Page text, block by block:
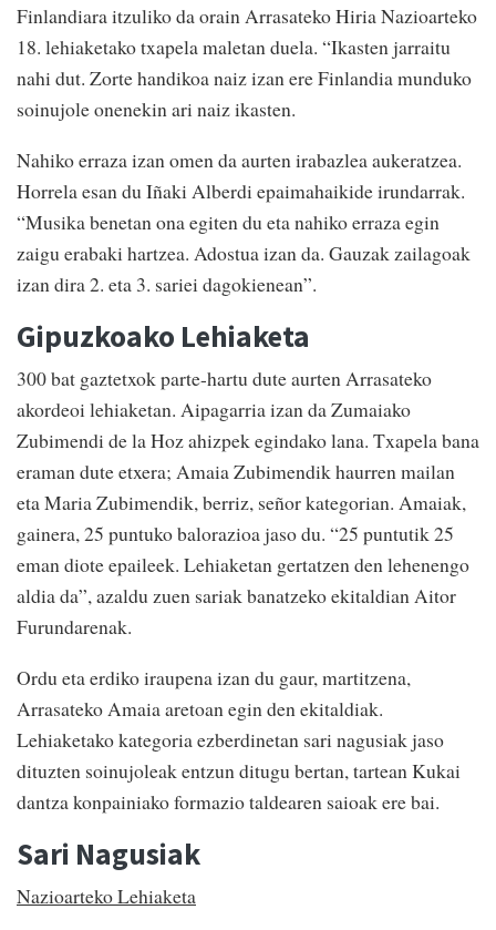
Finlandiara itzuliko da orain Arrasateko Hiria Nazioarteko
18. lehiaketako txapela maletan duela. “Ikasten jarraitu
nahi dut. Zorte handikoa naiz izan ere Finlandia munduko
soinujole onenekin ari naiz ikasten.
Nahiko erraza izan omen da aurten irabazlea aukeratzea.
Horrela esan du Iñaki Alberdi epaimahaikide irundarrak.
“Musika benetan ona egiten du eta nahiko erraza egin
zaigu erabaki hartzea. Adostua izan da. Gauzak zailagoak
izan dira 2. eta 3. sariei dagokienean”.
Gipuzkoako Lehiaketa
300 bat gaztetxok parte-hartu dute aurten Arrasateko
akordeoi lehiaketan. Aipagarria izan da Zumaiako
Zubimendi de la Hoz ahizpek egindako lana. Txapela bana
eraman dute etxera; Amaia Zubimendik haurren mailan
eta Maria Zubimendik, berriz, señor kategorian. Amaiak,
gainera, 25 puntuko balorazioa jaso du. “25 puntutik 25
eman diote epaileek. Lehiaketan gertatzen den lehenengo
aldia da”, azaldu zuen sariak banatzeko ekitaldian Aitor
Furundarenak.
Ordu eta erdiko iraupena izan du gaur, martitzena,
Arrasateko Amaia aretoan egin den ekitaldiak.
Lehiaketako kategoria ezberdinetan sari nagusiak jaso
dituzten soinujoleak entzun ditugu bertan, tartean Kukai
dantza konpainiako formazio taldearen saioak ere bai.
Sari Nagusiak
Nazioarteko Lehiaketa